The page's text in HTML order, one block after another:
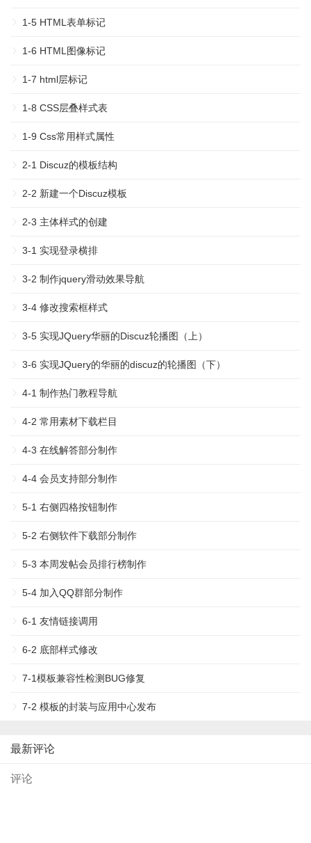
1-5 HTML表单标记
1-6 HTML图像标记
1-7 html层标记
1-8 CSS层叠样式表
1-9 Css常用样式属性
2-1 Discuz的模板结构
2-2 新建一个Discuz模板
2-3 主体样式的创建
3-1 实现登录横排
3-2 制作jquery滑动效果导航
3-4 修改搜索框样式
3-5 实现JQuery华丽的Discuz轮播图（上）
3-6 实现JQuery的华丽的discuz的轮播图（下）
4-1 制作热门教程导航
4-2 常用素材下载栏目
4-3 在线解答部分制作
4-4 会员支持部分制作
5-1 右侧四格按钮制作
5-2 右侧软件下载部分制作
5-3 本周发帖会员排行榜制作
5-4 加入QQ群部分制作
6-1 友情链接调用
6-2 底部样式修改
7-1模板兼容性检测BUG修复
7-2 模板的封装与应用中心发布
最新评论